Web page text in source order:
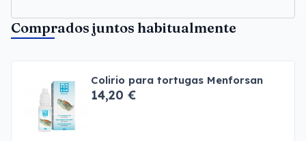
Comprados juntos habitualmente
Colirio para tortugas Menforsan
14,20 €